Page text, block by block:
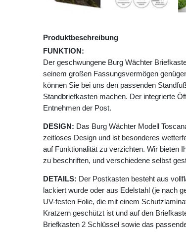
Produktbeschreibung
FUNKTION:
Der geschwungene Burg Wächter
seinem großen Fassungsvermögen
können Sie bei uns den passenden
Standbriefkasten machen. Der integrierte
Entnehmen der Post.
DESIGN: Das Burg Wächter Modell
zeitloses Design und ist besonderes
auf Funktionalität zu verzichten. Wir bieten
zu beschriften, und verschiedene selbst
DETAILS: Der Postkasten besteht aus
lackiert wurde oder aus Edelstahl (je nach
UV-festen Folie, die mit einem
Kratzern geschützt ist und auf den
Briefkasten 2 Schlüssel sowie das